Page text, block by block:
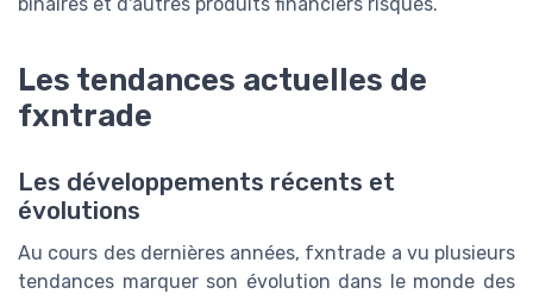
Les tendances actuelles de
fxntrade
Les développements récents et
évolutions
Au cours des dernières années, fxntrade a vu plusieurs
tendances marquer son évolution dans le monde des